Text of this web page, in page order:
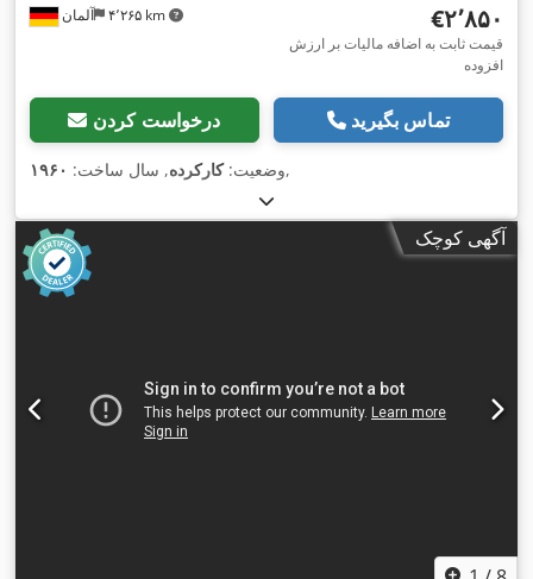
آلمان ۴٬۲۶۵ km ‎€۲٬۸۵۰
قیمت ثابت به اضافه مالیات بر ارزش
افزوده
درخواست کردن تماس بگیرید
وضعیت:کارکرده, سال ساخت: ۱۹۶۰ ,
آگهی کوچک